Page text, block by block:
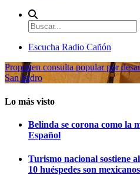
Escucha Radio Cañón
Proponen consulta popular por
San Isidro
Lo más visto
Belinda se corona como la
Español
Turismo nacional sostiene
10 huéspedes son mexicanos